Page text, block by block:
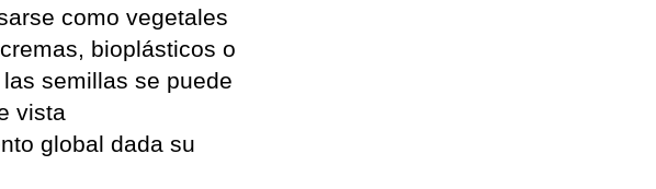
como vegetales
bioplásticos o
semillas se puede
vista
global dada su